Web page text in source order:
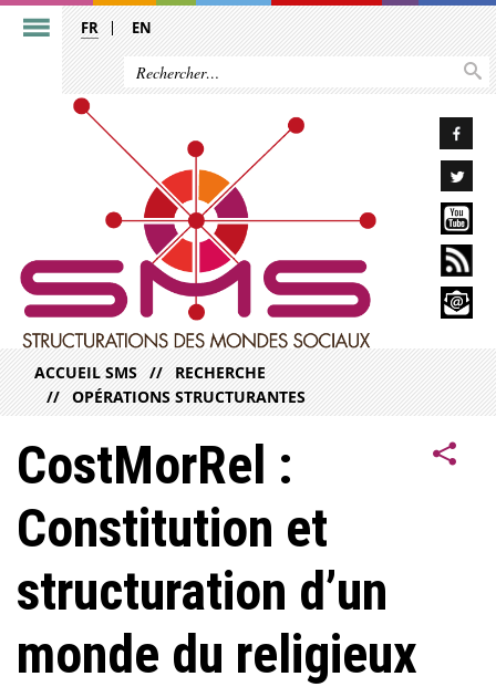
FR EN
ACCUEIL SMS
RECHERCHE
OPÉRATIONS STRUCTURANTES
CostMorRel :
Constitution et
structuration d’un
monde du religieux